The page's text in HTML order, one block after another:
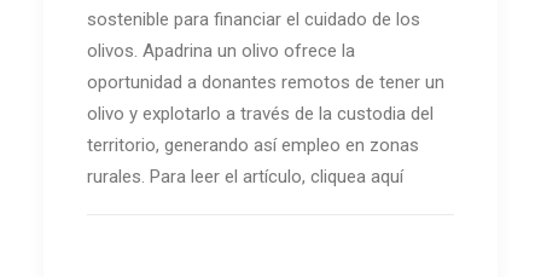
sostenible para financiar el cuidado de los
olivos. Apadrina un olivo ofrece la
oportunidad a donantes remotos de tener un
olivo y explotarlo a través de la custodia del
territorio, generando así empleo en zonas
rurales. Para leer el artículo, cliquea aquí